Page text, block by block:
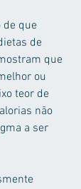
de que
de
que
ou
teor de
não
a ser